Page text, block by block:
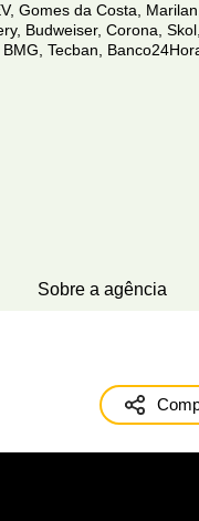
Gomes da Costa,
Budweiser, Corona,
Tecban,
Sobre a agência